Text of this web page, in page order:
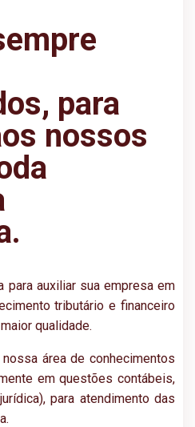
para
nossos
para auxiliar sua empresa em
tributário e financeiro
qualidade.
área de conhecimentos
em questões contábeis,
para atendimento das